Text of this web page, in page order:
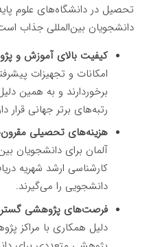
تحصیل در دانشگاه‌های علوم
دانشجویان بین‌المللی جذاب
کیفیت بالای آموزش و
امکانات و تجهیزات
برخوردارند و به همین
رتبه‌های برتر جهانی قرار
هزینه‌های تحصیلی
آلمان برای دانشجویان
کارشناسی ارشد شهریه
دانشجویی را می‌گیرند.
فرصت‌های پژوهشی
دلیل همکاری با مراکز